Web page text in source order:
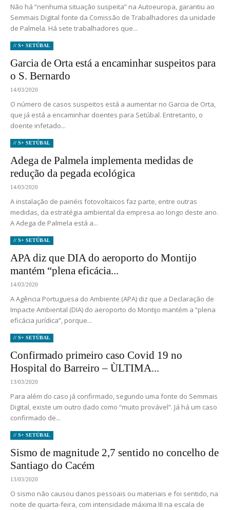
Não há “nenhuma situação suspeita” na Autoeuropa, garantiu ao
Semmais Digital fonte da Comissão de Trabalhadores da unidade
de Palmela. Há sete trabalhadores que...
// S+ SETÚBAL
Garcia de Orta está a encaminhar suspeitos para
o S. Bernardo
14/03/2020
O número de casos suspeitos está a aumentar no Garcia de Orta,
que já está a encaminhar doentes para Setúbal. Entretanto, o
doente infetado...
// S+ SETÚBAL
Adega de Palmela implementa medidas de
redução da pegada ecológica
14/03/2020
A instalação de painéis fotovoltaicos faz parte, entre outras
medidas, da estratégia ambiental da empresa ao longo deste ano.
A Adega de Palmela está a...
// S+ SETÚBAL
APA diz que DIA do aeroporto do Montijo
mantém “plena eficácia...
14/03/2020
A Agência Portuguesa do Ambiente (APA) diz que a Declaração de
Impacte Ambiental (DIA) do aeroporto do Montijo mantém a “plena
eficácia jurídica”, porque...
// S+ SETÚBAL
Confirmado primeiro caso Covid 19 no
Hospital do Barreiro – ÙLTIMA...
13/03/2020
Para além do caso já confirmado, segundo uma fonte do Semmais
Digital, existe um outro dado como “muito provável”. Já há um caso
confirmado de...
// S+ SETÚBAL
Sismo de magnitude 2,7 sentido no concelho de
Santiago do Cacém
13/03/2020
O sismo não causou danos pessoais ou materiais e foi sentido, na
noite de quarta-feira, com intensidade máxima III na escala de